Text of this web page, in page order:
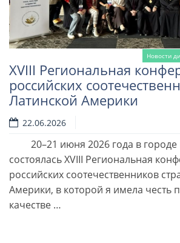
Новости
Читать далее
XVIII Региональная
российских
Латинской Америки
22.06.2026
20–21 июня 2026 года в городе
состоялась XVIII Региональная
российских соотечественников
Америки, в которой я имела честь
качестве …